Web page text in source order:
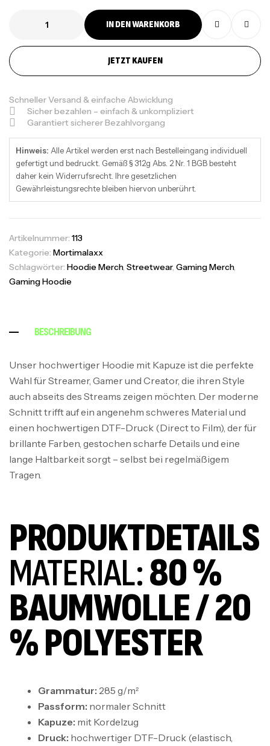
IN DEN WARENKORB
JETZT KAUFEN
Schneller Versand & einfache Abwicklung
Sicher bezahlen – einfach & unkompliziert
Garantiert sicherer Bezahlvorgang
Hinweis: Alle Artikel werden erst nach Bestelleingang individuell
gefertigt und bedruckt. Gemäß § 312g Abs. 2 Nr. 1 BGB besteht
daher kein Widerrufsrecht. Ihre gesetzlichen
Gewährleistungsrechte bleiben hiervon unberührt.
Artikelnummer: 113
Kategorie: Mortimalaxx
Schlagwörter: Hoodie Merch, Streetwear, Gaming Merch,
Gaming Hoodie
BESCHREIBUNG
Unser hochwertiger Hoodie mit Kapuze ist die perfekte
Wahl für Streamer, Gamer und Creator, die ihren Style
auch abseits des Streams zeigen möchten. Der moderne
Schnitt trifft auf ein angenehm schweres Material und
einen hochwertigen DTF-Druck (Direct to Film), der für
brillante Farben, gestochen scharfe Details und eine
lange Haltbarkeit sorgt – selbst bei regelmäßigem
Tragen.
PRODUKTDETAILS
MATERIAL:80 %
BAUMWOLLE / 20
% POLYESTER
Grammatur: 285 g/m²
Passform: normaler Schnitt
Kapuze: mit Kordelzug
Druck: hochwertiger DTF-Druck (elastisch,